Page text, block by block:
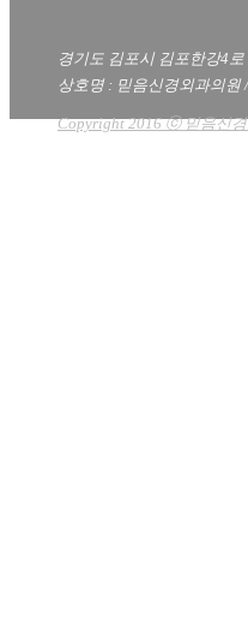
경기도 김포시 김포한강4
상호명 : 믿음신경외과의
Copyright 2016 ⓒ 믿음신경